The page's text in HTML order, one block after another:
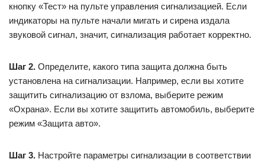
кнопку «Тест» на пульте управления сигнализацией. Если
индикаторы на пульте начали мигать и сирена издала
звуковой сигнал, значит, сигнализация работает корректно.
Шаг 2. Определите, какого типа защита должна быть
установлена на сигнализации. Например, если вы хотите
защитить сигнализацию от взлома, выберите режим
«Охрана». Если вы хотите защитить автомобиль, выберите
режим «Защита авто».
Шаг 3. Настройте параметры сигнализации в соответствии